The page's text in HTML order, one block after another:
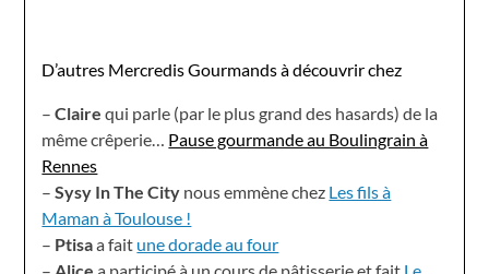
D’autres Mercredis Gourmands à découvrir chez
– Claire qui parle (par le plus grand des hasards) de la
même crêperie… Pause gourmande au Boulingrain à
Rennes
–Sysy In The City nous emmène chez Les fils à
Maman à Toulouse !
– Ptisaa fait une dorade au four